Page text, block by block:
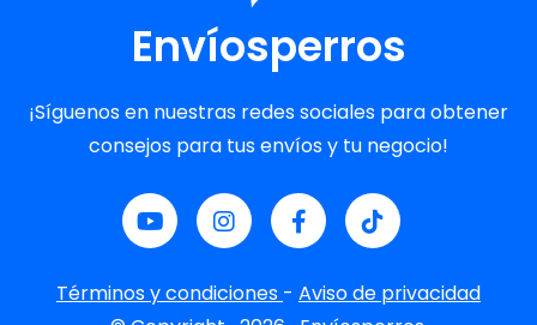
Envíosperros
¡Síguenos en nuestras redes sociales para obtener
consejos para tus envíos y tu negocio!
Términos y condiciones - Aviso de privacidad